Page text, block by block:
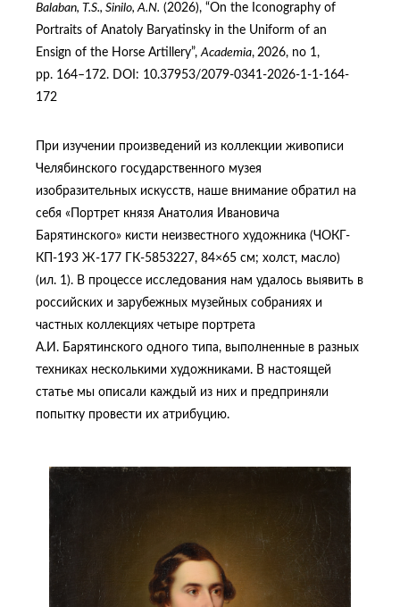
Balaban, T.S., Sinilo, A.N. (2026), “On the Iconography of
Portraits of Anatoly Baryatinsky in the Uniform of an
Ensign of the Horse Artillery”,Academia, 2026, no 1,
рр. 164–172. DOI: 10.37953/2079-0341-2026-1-1-164-
172
При изучении произведений из коллекции живописи
Челябинского государственного музея
изобразительных искусств, наше внимание обратил на
себя «Портрет князя Анатолия Ивановича
Барятинского» кисти неизвестного художника (ЧОКГ-
КП-193 Ж-177 ГК-5853227, 84×65 см; холст, масло)
(ил. 1). В процессе исследования нам удалось выявить в
российских и зарубежных музейных собраниях и
частных коллекциях четыре портрета
А.И. Барятинского одного типа, выполненные в разных
техниках несколькими художниками. В настоящей
статье мы описали каждый из них и предприняли
попытку провести их атрибуцию.